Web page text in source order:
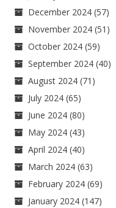
December 2024 (57)
November 2024 (51)
October 2024 (59)
September 2024 (40)
August 2024 (71)
July 2024 (65)
June 2024 (80)
May 2024 (43)
April 2024 (40)
March 2024 (63)
February 2024 (69)
January 2024 (147)